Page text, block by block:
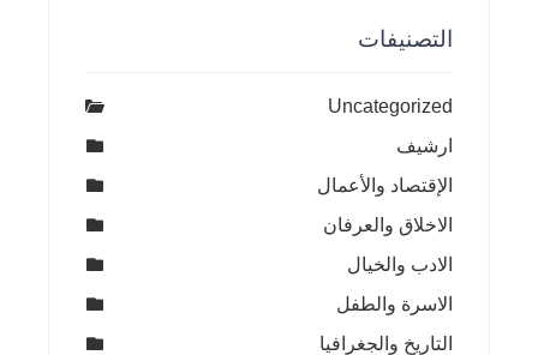
التصنيفات
Uncategorized
ارشيف
الإقتصاد والأعمال
الاخلاق والعرفان
الادب والخيال
الاسرة والطفل
التاريخ والجغرافيا